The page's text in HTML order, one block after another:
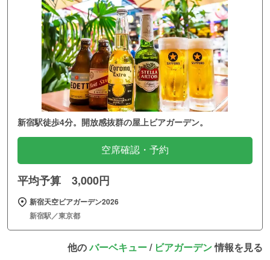
新宿駅徒歩4分。開放感抜群の屋上ビアガーデン。
空席確認・予約
平均予算 3,000円
新宿天空ビアガーデン2026
新宿駅／東京都
他のバーベキュー/ ビアガーデン情報を見る